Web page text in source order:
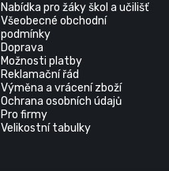
Nabídka pro žáky škol a učilišť
Všeobecné obchodní
podmínky
Doprava
Možnosti platby
Reklamační řád
Výměna a vrácení zboží
Ochrana osobních údajů
Pro firmy
Velikostní tabulky